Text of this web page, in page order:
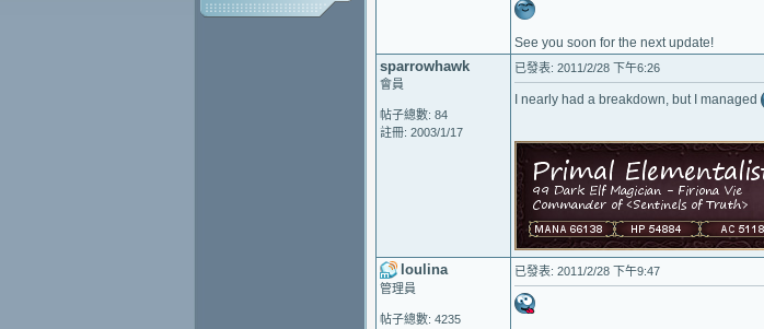
See you soon for the next update!
sparrowhawk
會員
帖子總數: 84
註冊: 2003/1/17
已發表: 2011/2/28 下午6:26
I nearly had a breakdown, but I managed
loulina
管理員
帖子總數: 4235
已發表: 2011/2/28 下午9:47